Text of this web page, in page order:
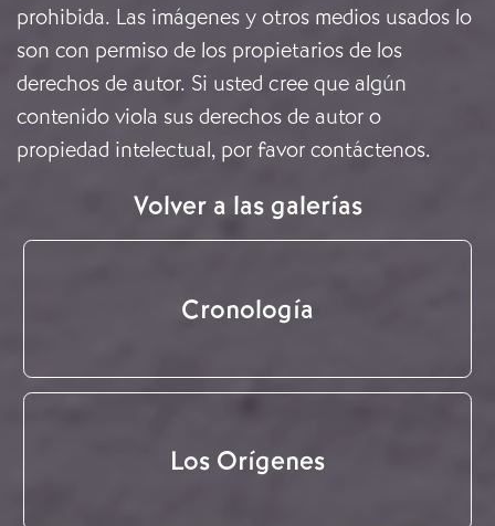
prohibida. Las imágenes y otros medios usados lo
son con permiso de los propietarios de los
derechos de autor. Si usted cree que algún
contenido viola sus derechos de autor o
propiedad intelectual, por favor contáctenos.
Volver a las galerías
Cronología
Los Orígenes